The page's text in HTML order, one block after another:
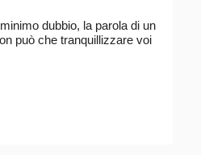
dubbio, la parola di un
può che tranquillizzare voi